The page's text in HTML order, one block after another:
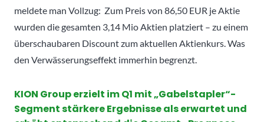
meldete man Vollzug: Zum Preis von 86,50 EUR je Aktie
wurden die gesamten 3,14 Mio Aktien platziert – zu einem
überschaubaren Discount zum aktuellen Aktienkurs. Was
den Verwässerungseffekt immerhin begrenzt.
KION Group erzielt im Q1 mit „Gabelstapler“-
Segment stärkere Ergebnisse als erwartet und